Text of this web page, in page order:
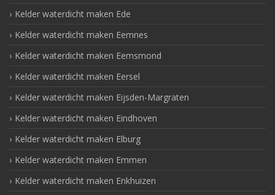
Kelder waterdicht maken Ede
Kelder waterdicht maken Eemnes
Kelder waterdicht maken Eemsmond
Kelder waterdicht maken Eersel
Kelder waterdicht maken Eijsden-Margraten
Kelder waterdicht maken Eindhoven
Kelder waterdicht maken Elburg
Kelder waterdicht maken Emmen
Kelder waterdicht maken Enkhuizen